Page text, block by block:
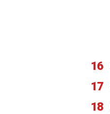
16
17
18